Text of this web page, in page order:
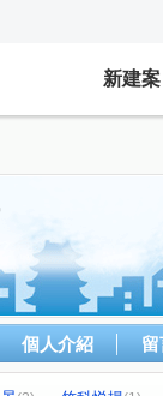
新建案
個人介紹